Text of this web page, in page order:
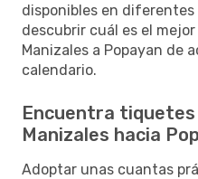
disponibles en
descubrir cuál es el
Manizales a Popayan de
calendario.
Encuentra tiquetes
Manizales hacia
Adoptar unas cuantas